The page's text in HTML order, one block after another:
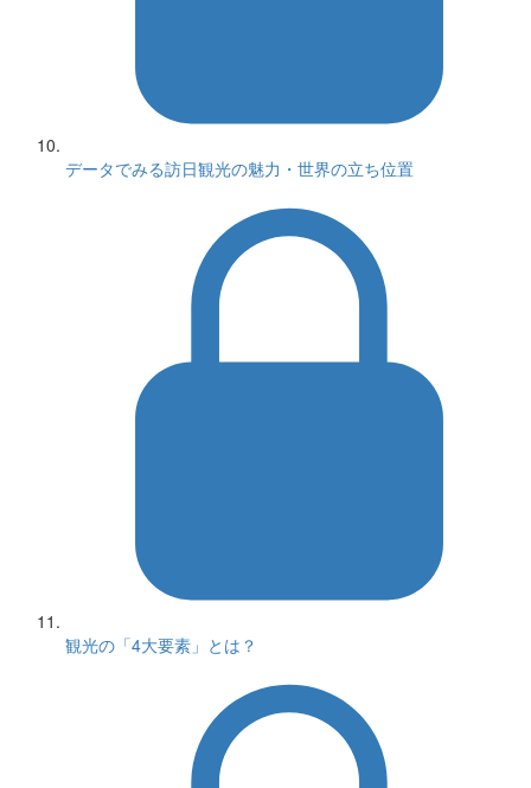
データでみる訪日観光の魅力・世界の立ち位置
観光の「4大要素」とは？